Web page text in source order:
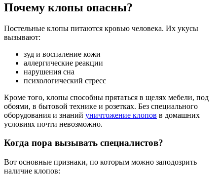
Почему клопы опасны?
Постельные клопы питаются кровью человека. Их укусы
вызывают:
зуд и воспаление кожи
аллергические реакции
нарушения сна
психологический стресс
Кроме того, клопы способны прятаться в щелях мебели, под
обоями, в бытовой технике и розетках. Без специального
оборудования и знаний уничтожение клопов в домашних
условиях почти невозможно.
Когда пора вызывать специалистов?
Вот основные признаки, по которым можно заподозрить
наличие клопов: